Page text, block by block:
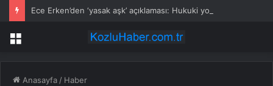
Menü
Anasayfa / Haber